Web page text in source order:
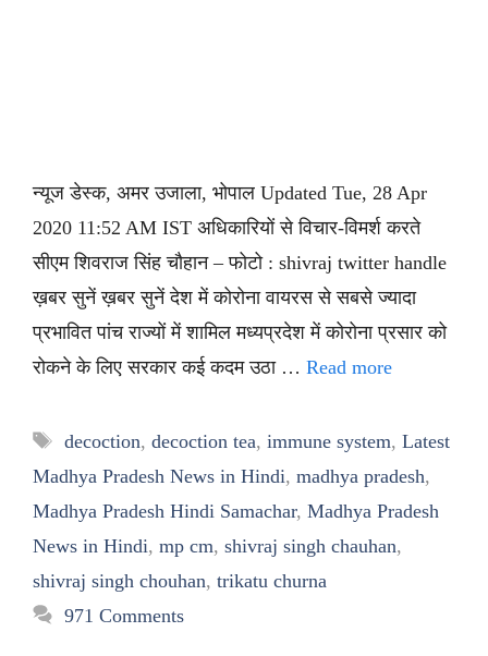
न्यूज डेस्क, अमर उजाला, भोपाल Updated Tue, 28 Apr
2020 11:52 AM IST अधिकारियों से विचार-विमर्श करते
सीएम शिवराज सिंह चौहान – फोटो : shivraj twitter handle
ख़बर सुनें ख़बर सुनें देश में कोरोना वायरस से सबसे ज्यादा
प्रभावित पांच राज्यों में शामिल मध्यप्रदेश में कोरोना प्रसार को
रोकने के लिए सरकार कई कदम उठा … Read more
Tags
decoction, decoction tea, immune system, Latest
Madhya Pradesh News in Hindi, madhya pradesh,
Madhya Pradesh Hindi Samachar, Madhya Pradesh
News in Hindi, mp cm, shivraj singh chauhan,
shivraj singh chouhan, trikatu churna
971 Comments